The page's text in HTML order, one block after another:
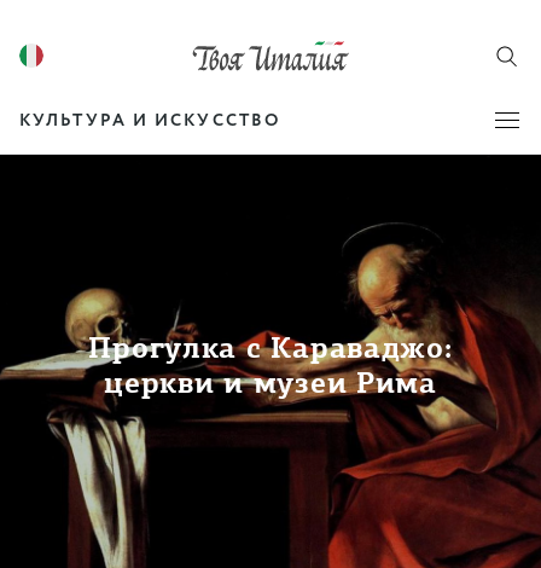
КУЛЬТУРА И ИСКУССТВО
Прогулка с Караваджо:
церкви и музеи Рима